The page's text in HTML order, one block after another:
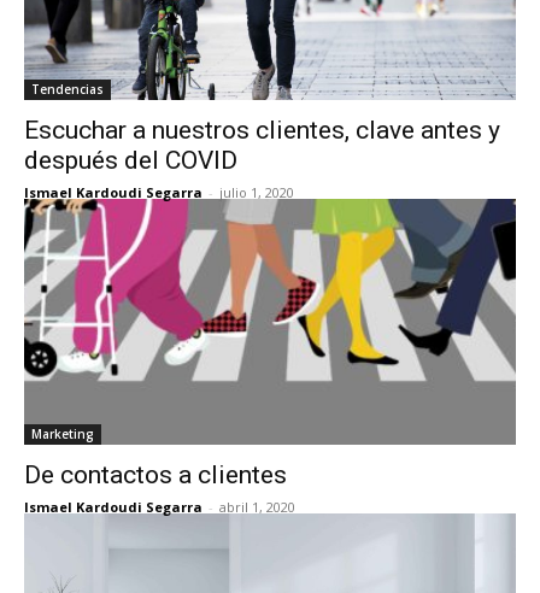
Tendencias
Escuchar a nuestros clientes, clave antes y
después del COVID
Ismael Kardoudi Segarra - julio 1, 2020
Marketing
De contactos a clientes
Ismael Kardoudi Segarra - abril 1, 2020